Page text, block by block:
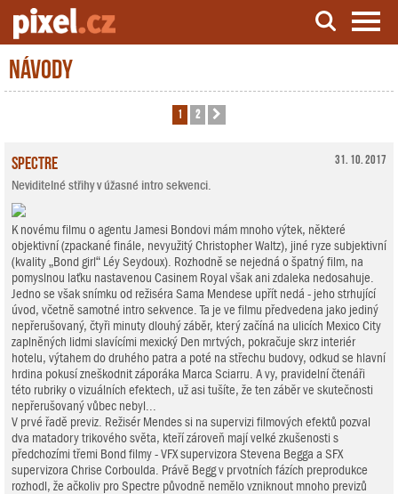
Server o natáčení a zpracování videa
Návody
1 2
31. 10. 2017
Spectre
Neviditelné střihy v úžasné intro sekvenci.
K novému filmu o agentu Jamesi Bondovi mám mnoho výtek, některé
objektivní (zpackané finále, nevyužitý Christopher Waltz), jiné ryze subjektivní
(kvality „Bond girl“ Léy Seydoux). Rozhodně se nejedná o špatný film, na
pomyslnou laťku nastavenou Casinem Royal však ani zdaleka nedosahuje.
Jedno se však snímku od režiséra Sama Mendese upřít nedá - jeho strhující
úvod, včetně samotné intro sekvence. Ta je ve filmu předvedena jako jediný
nepřerušovaný, čtyři minuty dlouhý záběr, který začíná na ulicích Mexico City
zaplněných lidmi slavícími mexický Den mrtvých, pokračuje skrz interiér
hotelu, výtahem do druhého patra a poté na střechu budovy, odkud se hlavní
hrdina pokusí zneškodnit záporáka Marca Sciarru. A vy, pravidelní čtenáři
této rubriky o vizuálních efektech, už asi tušíte, že ten záběr ve skutečnosti
nepřerušovaný vůbec nebyl...
V prvé řadě previz. Režisér Mendes si na supervizi filmových efektů pozval
dva matadory trikového světa, kteří zároveň mají velké zkušenosti s
předchozími třemi Bond filmy - VFX supervizora Stevena Begga a SFX
supervizora Chrise Corboulda. Právě Begg v prvotních fázích preprodukce
rozhodl, že ačkoliv pro Spectre původně nemělo vzniknout mnoho previzů